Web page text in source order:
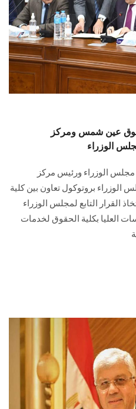
عين شمس ومركز
الوزراء
الوزراء ورئيس مركز
الوزراء بروتوكول تعاون بين كلية
القرار التابع لمجلس الوزراء
العليا بكلية الحقوق لخدمات